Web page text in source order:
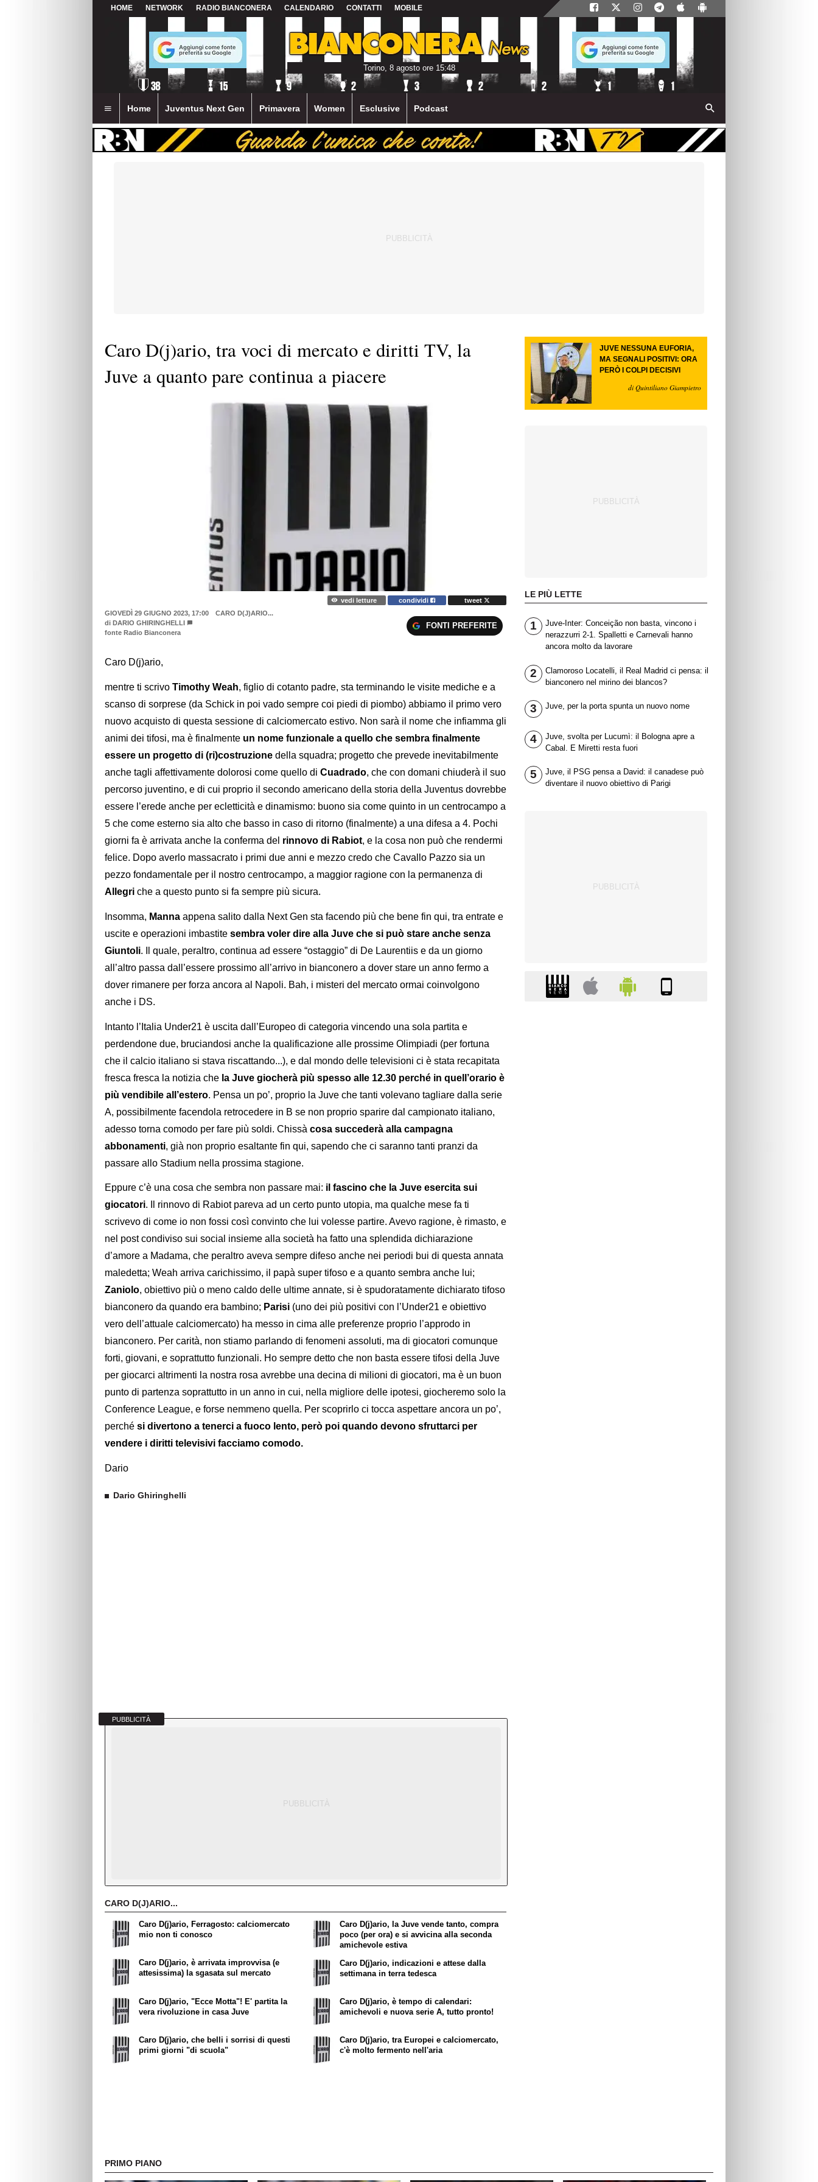
HOME NETWORK RADIO BIANCONERA CALENDARIO CONTATTI MOBILE
Torino, 8 agosto ore 15:48
Home Juventus Next Gen Primavera Women Esclusive Podcast
Caro D(j)ario, tra voci di mercato e diritti TV, la
Juve a quanto pare continua a piacere
vedi letture condividi
tweet
GIOVEDÌ 29 GIUGNO 2023, 17:00
CARO D(J)ARIO...
di DARIO GHIRINGHELLI
fonte Radio Bianconera
FONTI PREFERITE
Caro D(j)ario,
mentre ti scrivo Timothy Weah, figlio di cotanto padre, sta terminando le visite mediche e a
scanso di sorprese (da Schick in poi vado sempre coi piedi di piombo) abbiamo il primo vero
nuovo acquisto di questa sessione di calciomercato estivo. Non sarà il nome che infiamma gli
animi dei tifosi, ma è finalmente un nome funzionale a quello che sembra finalmente
essere un progetto di (ri)costruzione della squadra; progetto che prevede inevitabilmente
anche tagli affettivamente dolorosi come quello di Cuadrado, che con domani chiuderà il suo
percorso juventino, e di cui proprio il secondo americano della storia della Juventus dovrebbe
essere l’erede anche per ecletticità e dinamismo: buono sia come quinto in un centrocampo a
5 che come esterno sia alto che basso in caso di ritorno (finalmente) a una difesa a 4. Pochi
giorni fa è arrivata anche la conferma del rinnovo di Rabiot, e la cosa non può che rendermi
felice. Dopo averlo massacrato i primi due anni e mezzo credo che Cavallo Pazzo sia un
pezzo fondamentale per il nostro centrocampo, a maggior ragione con la permanenza di
Allegri che a questo punto si fa sempre più sicura.
Insomma, Manna appena salito dalla Next Gen sta facendo più che bene fin qui, tra entrate e
uscite e operazioni imbastite sembra voler dire alla Juve che si può stare anche senza
Giuntoli. Il quale, peraltro, continua ad essere “ostaggio” di De Laurentiis e da un giorno
all’altro passa dall’essere prossimo all’arrivo in bianconero a dover stare un anno fermo a
dover rimanere per forza ancora al Napoli. Bah, i misteri del mercato ormai coinvolgono
anche i DS.
Intanto l’Italia Under21 è uscita dall’Europeo di categoria vincendo una sola partita e
perdendone due, bruciandosi anche la qualificazione alle prossime Olimpiadi (per fortuna
che il calcio italiano si stava riscattando...), e dal mondo delle televisioni ci è stata recapitata
fresca fresca la notizia che la Juve giocherà più spesso alle 12.30 perché in quell’orario è
più vendibile all’estero. Pensa un po’, proprio la Juve che tanti volevano tagliare dalla serie
A, possibilmente facendola retrocedere in B se non proprio sparire dal campionato italiano,
adesso torna comodo per fare più soldi. Chissà cosa succederà alla campagna
abbonamenti, già non proprio esaltante fin qui, sapendo che ci saranno tanti pranzi da
passare allo Stadium nella prossima stagione.
Eppure c’è una cosa che sembra non passare mai: il fascino che la Juve esercita sui
giocatori. Il rinnovo di Rabiot pareva ad un certo punto utopia, ma qualche mese fa ti
scrivevo di come io non fossi così convinto che lui volesse partire. Avevo ragione, è rimasto, e
nel post condiviso sui social insieme alla società ha fatto una splendida dichiarazione
d’amore a Madama, che peraltro aveva sempre difeso anche nei periodi bui di questa annata
maledetta; Weah arriva carichissimo, il papà super tifoso e a quanto sembra anche lui;
Zaniolo, obiettivo più o meno caldo delle ultime annate, si è spudoratamente dichiarato tifoso
bianconero da quando era bambino; Parisi (uno dei più positivi con l’Under21 e obiettivo
vero dell’attuale calciomercato) ha messo in cima alle preferenze proprio l’approdo in
bianconero. Per carità, non stiamo parlando di fenomeni assoluti, ma di giocatori comunque
forti, giovani, e soprattutto funzionali. Ho sempre detto che non basta essere tifosi della Juve
per giocarci altrimenti la nostra rosa avrebbe una decina di milioni di giocatori, ma è un buon
punto di partenza soprattutto in un anno in cui, nella migliore delle ipotesi, giocheremo solo la
Conference League, e forse nemmeno quella. Per scoprirlo ci tocca aspettare ancora un po’,
perché si divertono a tenerci a fuoco lento, però poi quando devono sfruttarci per
vendere i diritti televisivi facciamo comodo.
Dario
Dario Ghiringhelli
PUBBLICITÀ
CARO D(J)ARIO...
Caro D(j)ario, Ferragosto: calciomercato
mio non ti conosco
Caro D(j)ario, è arrivata improvvisa (e
attesissima) la sgasata sul mercato
Caro D(j)ario, la Juve vende tanto, compra
poco (per ora) e si avvicina alla seconda
amichevole estiva
Caro D(j)ario, indicazioni e attese dalla
settimana in terra tedesca
Caro D(j)ario, "Ecce Motta"! E' partita la
vera rivoluzione in casa Juve
Caro D(j)ario, che belli i sorrisi di questi
primi giorni "di scuola"
Caro D(j)ario, è tempo di calendari:
amichevoli e nuova serie A, tutto pronto!
Caro D(j)ario, tra Europei e calciomercato,
c'è molto fermento nell'aria
JUVE NESSUNA EUFORIA,
MA SEGNALI POSITIVI: ORA
PERÒ I COLPI DECISIVI
di Quintiliano Giampietro
LE PIÙ LETTE
1
Juve-Inter: Conceição non basta, vincono i
nerazzurri 2-1. Spalletti e Carnevali hanno
ancora molto da lavorare
2
Clamoroso Locatelli, il Real Madrid ci pensa: il
bianconero nel mirino dei blancos?
3 Juve, per la porta spunta un nuovo nome
4
Juve, svolta per Lucumì: il Bologna apre a
Cabal. E Miretti resta fuori
5
Juve, il PSG pensa a David: il canadese può
diventare il nuovo obiettivo di Parigi
PRIMO PIANO